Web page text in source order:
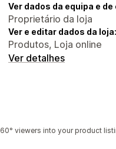
Ver dados da equipa e
Proprietário da loja
Ver e editar dados da loja:
Produtos, Loja online
Ver detalhes
viewers into your product